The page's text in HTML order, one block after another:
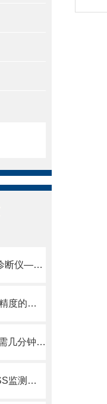
风途仪器/推送:作物生长监测诊断仪—对农作物生长环境的全面、实时监控
GNSS位移监测站能够实现高精度的位移监测
能见度从500米骤降到50米只需几分钟！交通气象站布设，捕捉小尺度团雾。
地质灾害自动监测系统：GNSS监测站项目详解